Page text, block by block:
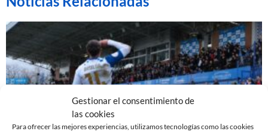
Gestionar el consentimiento de
las cookies
Para ofrecer las mejores experiencias, utilizamos tecnologías como las cookies